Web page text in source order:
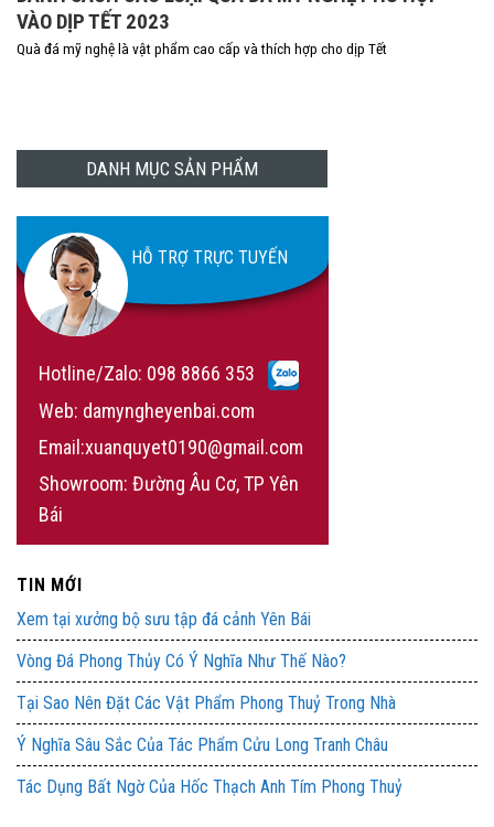
VÀO DỊP TẾT 2023
Quà đá mỹ nghệ là vật phẩm cao cấp và thích hợp cho dịp Tết
DANH MỤC SẢN PHẨM
HỖ TRỢ TRỰC TUYẾN
Hotline/Zalo: 098 8866 353
Web: damyngheyenbai.com
Email:xuanquyet0190@gmail.com
Showroom: Đường Âu Cơ, TP Yên
Bái
TIN MỚI
Xem tại xưởng bộ sưu tập đá cảnh Yên Bái
Vòng Đá Phong Thủy Có Ý Nghĩa Như Thế Nào?
Tại Sao Nên Đặt Các Vật Phẩm Phong Thuỷ Trong Nhà
Ý Nghĩa Sâu Sắc Của Tác Phẩm Cửu Long Tranh Châu
Tác Dụng Bất Ngờ Của Hốc Thạch Anh Tím Phong Thuỷ